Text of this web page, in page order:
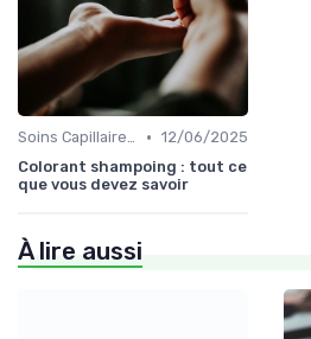
Soins Capillaires Bio • 12/06/2025
Colorant shampoing : tout ce
que vous devez savoir
À lire aussi